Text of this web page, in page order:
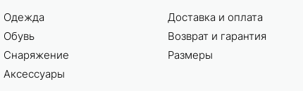
Одежда
Обувь
Снаряжение
Аксессуары
Доставка и оплата
Возврат и гарантия
Размеры